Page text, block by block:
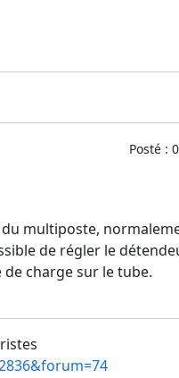
Posté :
multiposte,
de régler le
charge sur le tube.